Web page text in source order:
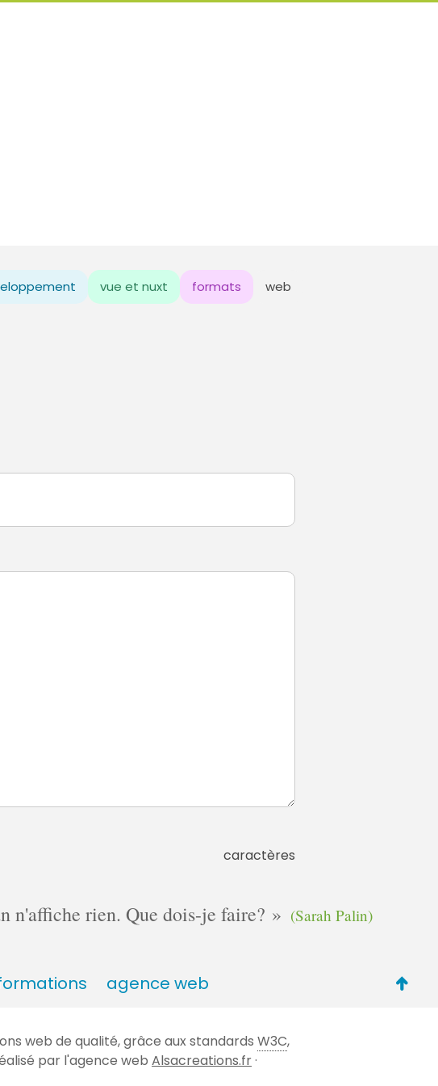
vue et nuxt formats web
caractères
n'affiche rien. Que dois-je faire? (Sarah Palin)
agence web
web de qualité, grâce aux standards W3C,
par l'agence web Alsacreations.fr·